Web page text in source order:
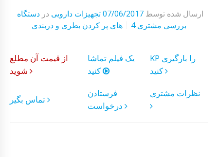
ارسال شده توسط07/06/2017 تجهیزات دارویی دردستگاه
های پر کردن بطری و دربندی
4 بررسی مشتری
از قیمت آن مطلع
یک فیلم تماشا
KP را بارگیری
فرستادن
نظرات مشتری